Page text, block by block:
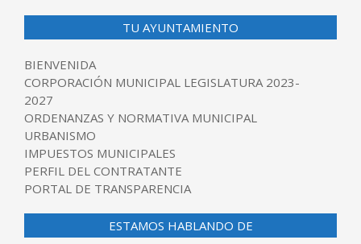
TU AYUNTAMIENTO
BIENVENIDA
CORPORACIÓN MUNICIPAL LEGISLATURA 2023-
2027
ORDENANZAS Y NORMATIVA MUNICIPAL
URBANISMO
IMPUESTOS MUNICIPALES
PERFIL DEL CONTRATANTE
PORTAL DE TRANSPARENCIA
ESTAMOS HABLANDO DE